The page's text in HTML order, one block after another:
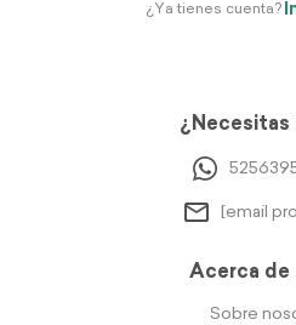
¿Ya tienes cuenta?
¿Necesitas
[email
Acerca
Sobre